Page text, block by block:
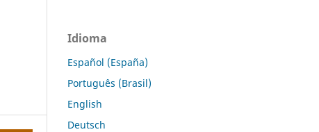
Idioma
Español (España)
Português (Brasil)
English
Deutsch